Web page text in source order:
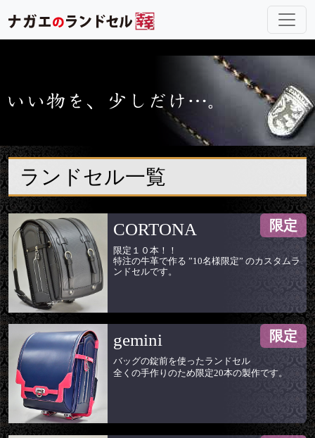
ランドセル一覧
CORTONA 限定
限定１０本！！
特注の牛革で作る ”10名様限定” のカスタムラ
ンドセルです。
gemini 限定
バッグの錠前を使ったランドセル
全くの手作りのため限定20本の製作です。